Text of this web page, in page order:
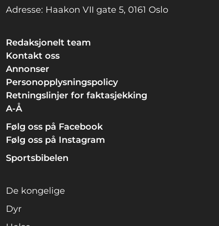
Adresse: Haakon VII gate 5, 0161 Oslo
Redaksjonelt team
Kontakt oss
Annonser
Personopplysningspolicy
Retningslinjer for faktasjekking
A-Å
Følg oss på Facebook
Følg oss på Instagram
Sportsbibelen
De kongelige
Dyr